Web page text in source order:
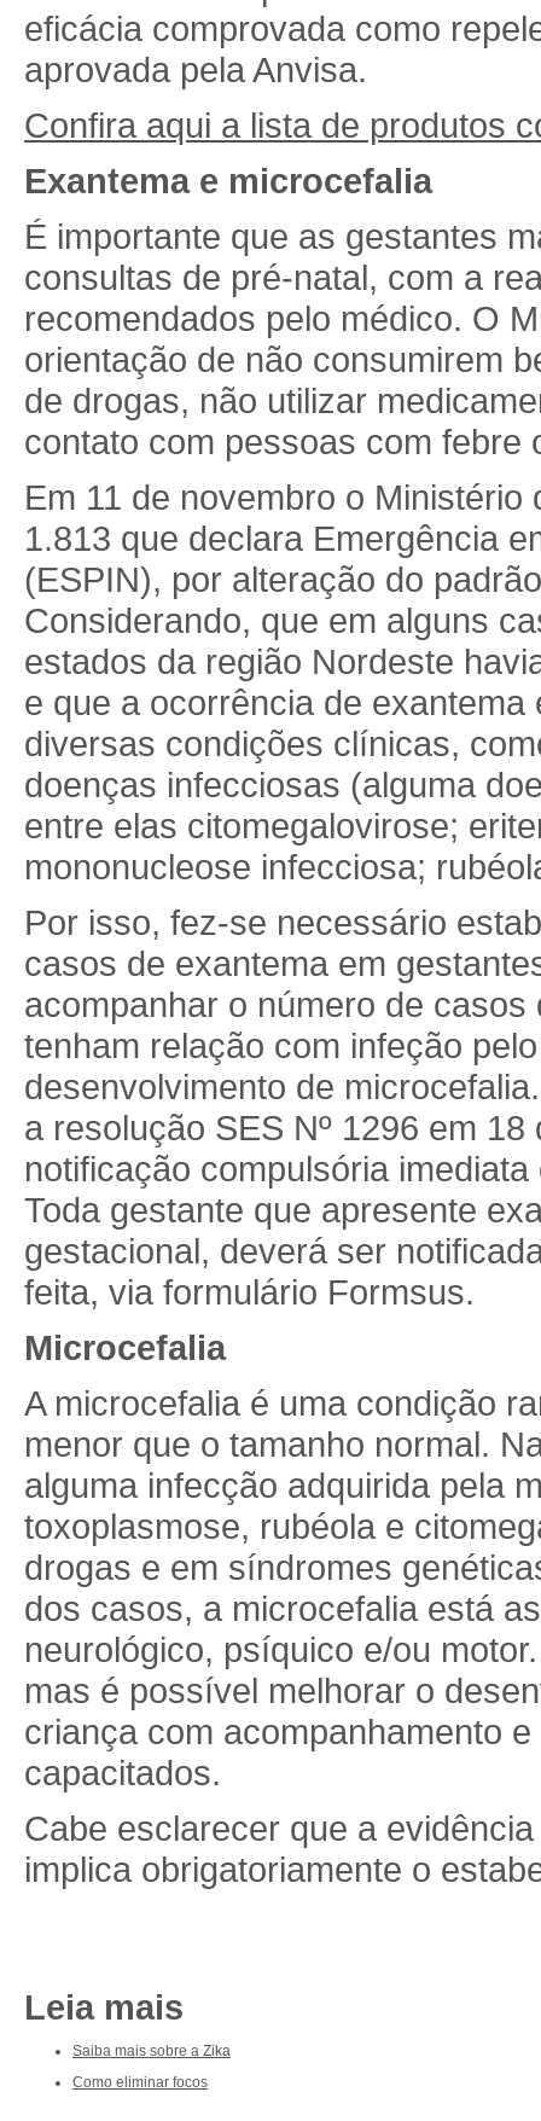
eficácia comprovada como
aprovada pela Anvisa.
Confira aqui a lista de produtos
Exantema e microcefalia
É importante que as gestantes
consultas de pré-natal, com a
recomendados pelo médico. O
orientação de não consumirem
de drogas, não utilizar
contato com pessoas com febre
Em 11 de novembro o
1.813 que declara Emergência
(ESPIN), por alteração do
Considerando, que em alguns
estados da região Nordeste
e que a ocorrência de
diversas condições clínicas,
doenças infecciosas (alguma
entre elas citomegalovirose;
mononucleose infecciosa;
Por isso, fez-se necessário
casos de exantema em
acompanhar o número de
tenham relação com infeção
desenvolvimento de
a resolução SES Nº 1296 em
notificação compulsória
Toda gestante que apresente
gestacional, deverá ser
feita, via formulário Formsus.
Microcefalia
A microcefalia é uma condição
menor que o tamanho normal.
alguma infecção adquirida pela
toxoplasmose, rubéola e
drogas e em síndromes
dos casos, a microcefalia está
neurológico, psíquico e/ou
mas é possível melhorar o
criança com acompanhamento
capacitados.
Cabe esclarecer que a
implica obrigatoriamente o
Leia mais
Saiba mais sobre a Zika
Como eliminar focos